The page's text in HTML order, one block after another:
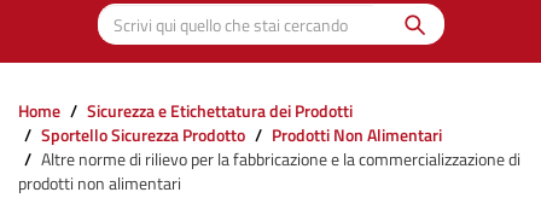
Scrivi qui quello che stai cercando
Cerca
Home
Sicurezza e Etichettatura dei Prodotti
Sportello Sicurezza Prodotto
Prodotti Non Alimentari
Altre norme di rilievo per la fabbricazione e la commercializzazione di
prodotti non alimentari